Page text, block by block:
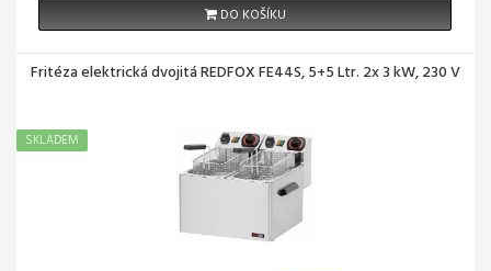
DO KOŠÍKU
Fritéza elektrická dvojitá REDFOX FE44S, 5+5 Ltr. 2x 3 kW, 230 V
SKLADEM